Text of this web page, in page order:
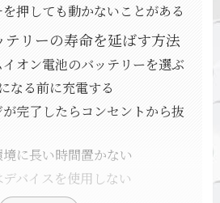
押しても動かないことがある
テリーの寿命を延ばす方法
イオン電池のバッテリーを選ぶ
なる前に充電する
完了したらコンセントから抜
に長い時間置かない
バイスを使用しない